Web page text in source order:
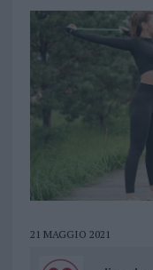
21 MAGGIO 2021